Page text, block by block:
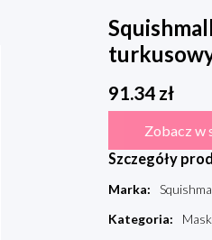
91.34zł
Zobacz w
Szczegóły
Marka:
Kategoria: